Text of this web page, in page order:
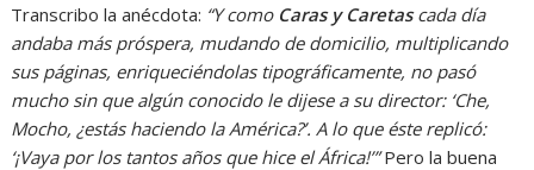
Transcribo la anécdota: “Y como Caras y Caretascada día
andaba más próspera, mudando de domicilio, multiplicando
sus páginas, enriqueciéndolas tipográficamente, no pasó
mucho sin que algún conocido le dijese a su director: ‘Che,
Mocho, ¿estás haciendo la América?’. A lo que éste replicó:
‘¡Vaya por los tantos años que hice el África!’”Pero la buena